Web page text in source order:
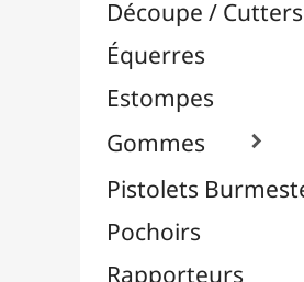
Rapporteurs
Règles / Mesures
Taille-Crayons

Tapis de Coupe
Traçage / Gabarits
Body-Paint / Maquillage
Bombes & Feutres à Peinture
Céramique / Poterie